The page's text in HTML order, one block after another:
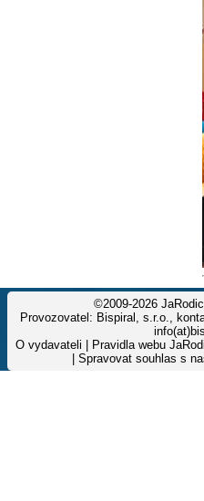
©2009-2026
Provozovatel: Bispiral, s.r.o.,
O vydavateli
Pravidla webu
Spravovat souhlas s